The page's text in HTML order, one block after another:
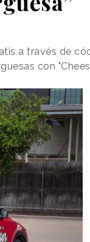
a través de
con